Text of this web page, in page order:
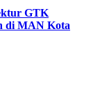
GTK
di MAN Kota